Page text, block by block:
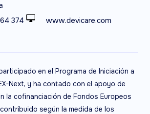
374 www.devicare.com
en el Programa de Iniciación a
Next, y ha contado con el apoyo de
la cofinanciación de Fondos Europeos
contribuido según la medida de los